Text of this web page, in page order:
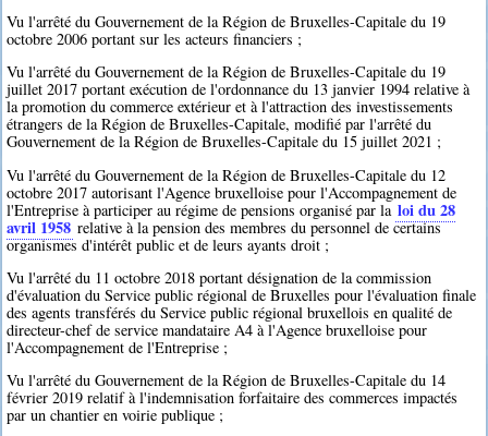
Vu l'arrêté du Gouvernement de la Région de Bruxelles-Capitale du 19
octobre 2006 portant sur les acteurs financiers ;
Vu l'arrêté du Gouvernement de la Région de Bruxelles-Capitale du 19
juillet 2017 portant exécution de l'ordonnance du 13 janvier 1994 relative à
la promotion du commerce extérieur et à l'attraction des investissements
étrangers de la Région de Bruxelles-Capitale, modifié par l'arrêté du
Gouvernement de la Région de Bruxelles-Capitale du 15 juillet 2021 ;
Vu l'arrêté du Gouvernement de la Région de Bruxelles-Capitale du 12
octobre 2017 autorisant l'Agence bruxelloise pour l'Accompagnement de
l'Entreprise à participer au régime de pensions organisé par la loi du 28
avril 1958 relative à la pension des membres du personnel de certains
organismes d'intérêt public et de leurs ayants droit ;
Vu l'arrêté du 11 octobre 2018 portant désignation de la commission
d'évaluation du Service public régional de Bruxelles pour l'évaluation finale
des agents transférés du Service public régional bruxellois en qualité de
directeur-chef de service mandataire A4 à l'Agence bruxelloise pour
l'Accompagnement de l'Entreprise ;
Vu l'arrêté du Gouvernement de la Région de Bruxelles-Capitale du 14
février 2019 relatif à l'indemnisation forfaitaire des commerces impactés
par un chantier en voirie publique ;